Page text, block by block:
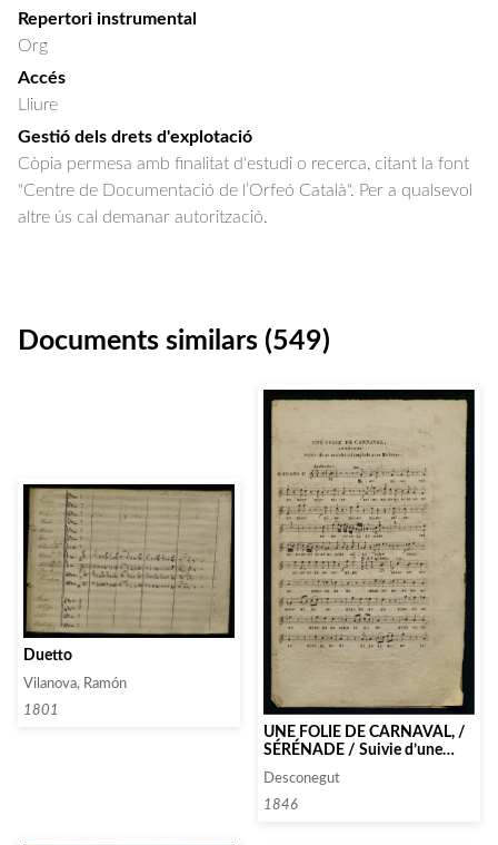
Repertori instrumental
Org
Accés
Lliure
Gestió dels drets d'explotació
Còpia permesa amb finalitat d'estudi o recerca, citant la font
"Centre de Documentació de l’Orfeó Català". Per a qualsevol
altre ús cal demanar autorització.
Documents similars (549)
Duetto
Vilanova, Ramón
1801
UNE FOLIE DE CARNAVAL, /
SÉRÉNADE / Suivie d’une
Mirlitons.
Desconegut
1846